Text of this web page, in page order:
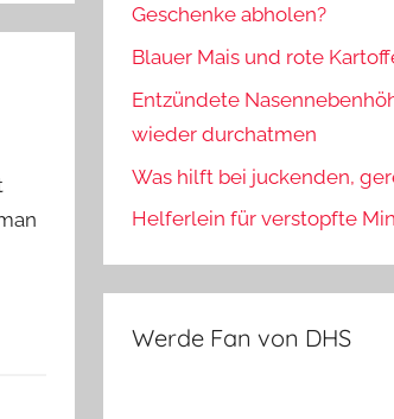
Geschenke abholen?
Blauer Mais und rote
Entzündete
wieder durchatmen
Was hilft bei juckenden,
Helferlein für verstopfte
Werde Fan von DHS